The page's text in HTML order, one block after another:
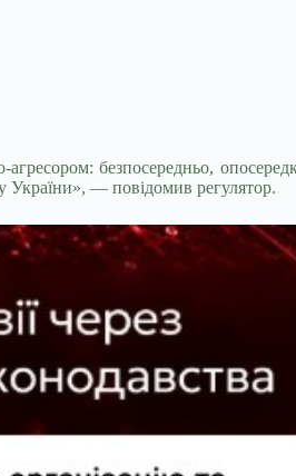
агресором: безпосередньо,
— повідомив регулятор.